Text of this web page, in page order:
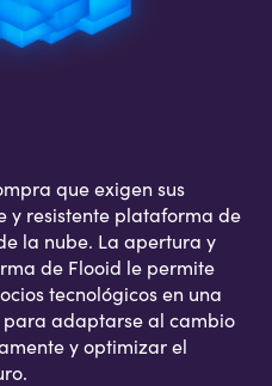
que exigen sus
y resistente plataforma de
la nube. La apertura y
de Flooid le permite
tecnológicos en una
para adaptarse al cambio
y optimizar el